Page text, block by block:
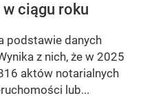
ciągu roku
podstawie danych
z nich, że w 2025
aktów notarialnych
lub...